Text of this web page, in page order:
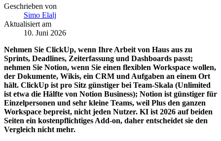
Geschrieben von
Simo Elalj
Aktualisiert am
10. Juni 2026
Nehmen Sie ClickUp, wenn Ihre Arbeit von Haus aus zu
Sprints, Deadlines, Zeiterfassung und Dashboards passt;
nehmen Sie Notion, wenn Sie einen flexiblen Workspace wollen,
der Dokumente, Wikis, ein CRM und Aufgaben an einem Ort
hält. ClickUp ist pro Sitz günstiger bei Team-Skala (Unlimited
ist etwa die Hälfte von Notion Business); Notion ist günstiger für
Einzelpersonen und sehr kleine Teams, weil Plus den ganzen
Workspace bepreist, nicht jeden Nutzer. KI ist 2026 auf beiden
Seiten ein kostenpflichtiges Add-on, daher entscheidet sie den
Vergleich nicht mehr.